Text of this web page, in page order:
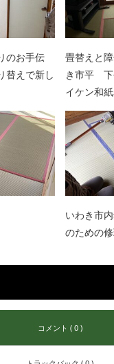
のお手伝
替えで新し
畳替えと
き市平 下
イケン和
いわき市
のための
コメント ( 0 )